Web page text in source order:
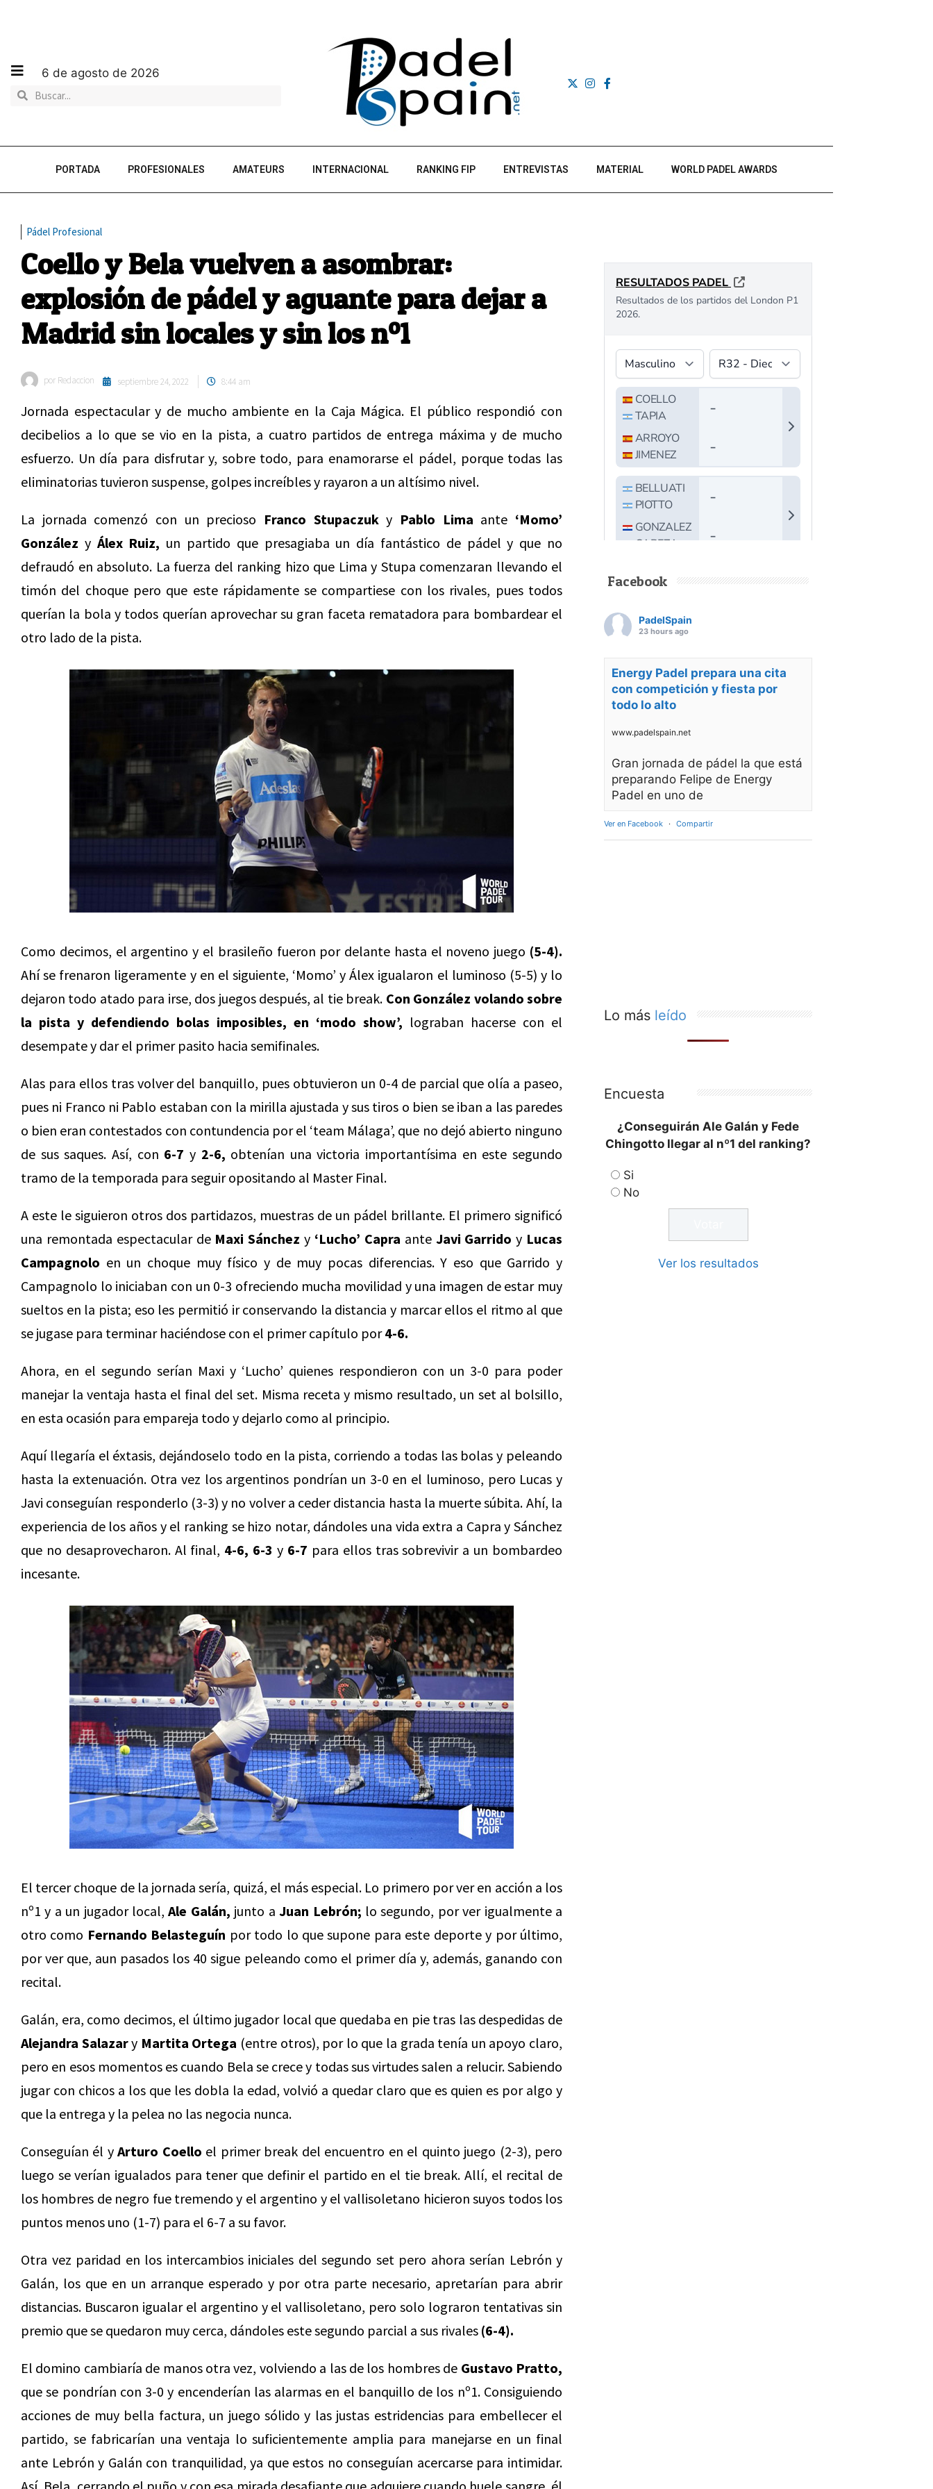
6 de agosto de 2026
PORTADA PROFESIONALES AMATEURS INTERNACIONAL RANKING FIP ENTREVISTAS MATERIAL WORLD PADEL AWARDS
Pádel Profesional
Coello y Bela vuelven a asombrar:
explosión de pádel y aguante para dejar a
Madrid sin locales y sin los nº1
por Redaccion septiembre 24, 2022 8:44 am
Jornada espectacular y de mucho ambiente en la Caja Mágica. El público respondió con
decibelios a lo que se vio en la pista, a cuatro partidos de entrega máxima y de mucho
esfuerzo. Un día para disfrutar y, sobre todo, para enamorarse el pádel, porque todas las
eliminatorias tuvieron suspense, golpes increíbles y rayaron a un altísimo nivel.
La jornada comenzó con un precioso Franco Stupaczuky Pablo Lima ante ‘Momo’
González y Álex Ruiz, un partido que presagiaba un día fantástico de pádel y que no
defraudó en absoluto. La fuerza del ranking hizo que Lima y Stupa comenzaran llevando el
timón del choque pero que este rápidamente se compartiese con los rivales, pues todos
querían la bola y todos querían aprovechar su gran faceta rematadora para bombardear el
otro lado de la pista.
Como decimos, el argentino y el brasileño fueron por delante hasta el noveno juego (5-4).
Ahí se frenaron ligeramente y en el siguiente, ‘Momo’ y Álex igualaron el luminoso (5-5) y lo
dejaron todo atado para irse, dos juegos después, al tie break. Con González volando sobre
la pista y defendiendo bolas imposibles, en ‘modo show’, lograban hacerse con el
desempate y dar el primer pasito hacia semifinales.
Alas para ellos tras volver del banquillo, pues obtuvieron un 0-4 de parcial que olía a paseo,
pues ni Franco ni Pablo estaban con la mirilla ajustada y sus tiros o bien se iban a las paredes
o bien eran contestados con contundencia por el ‘team Málaga’, que no dejó abierto ninguno
de sus saques. Así, con 6-7 y 2-6, obtenían una victoria importantísima en este segundo
tramo de la temporada para seguir opositando al Master Final.
A este le siguieron otros dos partidazos, muestras de un pádel brillante. El primero significó
una remontada espectacular de Maxi Sánchez y ‘Lucho’ Capra ante Javi Garrido y Lucas
Campagnolo en un choque muy físico y de muy pocas diferencias. Y eso que Garrido y
Campagnolo lo iniciaban con un 0-3 ofreciendo mucha movilidad y una imagen de estar muy
sueltos en la pista; eso les permitió ir conservando la distancia y marcar ellos el ritmo al que
se jugase para terminar haciéndose con el primer capítulo por4-6.
Ahora, en el segundo serían Maxi y ‘Lucho’ quienes respondieron con un 3-0 para poder
manejar la ventaja hasta el final del set. Misma receta y mismo resultado, un set al bolsillo,
en esta ocasión para empareja todo y dejarlo como al principio.
Aquí llegaría el éxtasis, dejándoselo todo en la pista, corriendo a todas las bolas y peleando
hasta la extenuación. Otra vez los argentinos pondrían un 3-0 en el luminoso, pero Lucas y
Javi conseguían responderlo (3-3) y no volver a ceder distancia hasta la muerte súbita. Ahí, la
experiencia de los años y el ranking se hizo notar, dándoles una vida extra a Capra y Sánchez
que no desaprovecharon. Al final, 4-6, 6-3 y 6-7 para ellos tras sobrevivir a un bombardeo
incesante.
El tercer choque de la jornada sería, quizá, el más especial. Lo primero por ver en acción a los
nº1 y a un jugador local,Ale Galán, junto aJuan Lebrón; lo segundo, por ver igualmente a
otro como Fernando Belasteguín por todo lo que supone para este deporte y por último,
por ver que, aun pasados los 40 sigue peleando como el primer día y, además, ganando con
recital.
Galán, era, como decimos, el último jugador local que quedaba en pie tras las despedidas de
Alejandra Salazary Martita Ortega (entre otros), por lo que la grada tenía un apoyo claro,
pero en esos momentos es cuando Bela se crece y todas sus virtudes salen a relucir. Sabiendo
jugar con chicos a los que les dobla la edad, volvió a quedar claro que es quien es por algo y
que la entrega y la pelea no las negocia nunca.
Conseguían él yArturo Coello el primer break del encuentro en el quinto juego (2-3), pero
luego se verían igualados para tener que definir el partido en el tie break. Allí, el recital de
los hombres de negro fue tremendo y el argentino y el vallisoletano hicieron suyos todos los
puntos menos uno (1-7) para el 6-7 a su favor.
Otra vez paridad en los intercambios iniciales del segundo set pero ahora serían Lebrón y
Galán, los que en un arranque esperado y por otra parte necesario, apretarían para abrir
distancias. Buscaron igualar el argentino y el vallisoletano, pero solo lograron tentativas sin
premio que se quedaron muy cerca, dándoles este segundo parcial a sus rivales (6-4).
El domino cambiaría de manos otra vez, volviendo a las de los hombres de Gustavo Pratto,
que se pondrían con 3-0 y encenderían las alarmas en el banquillo de los nº1. Consiguiendo
acciones de muy bella factura, un juego sólido y las justas estridencias para embellecer el
partido, se fabricarían una ventaja lo suficientemente amplia para manejarse en un final
ante Lebrón y Galán con tranquilidad, ya que estos no conseguían acercarse para intimidar.
Facebook
PadelSpain
23 hours ago
Energy Padel prepara una cita
con competición y fiesta por
todo lo alto
www.padelspain.net
Gran jornada de pádel la que está
preparando Felipe de Energy
Padel en uno de
Ver en Facebook · Compartir
Lo más leído
Encuesta
¿Conseguirán Ale Galán y Fede
Chingotto llegar al nº1 del ranking?
Si
No
Ver los resultados